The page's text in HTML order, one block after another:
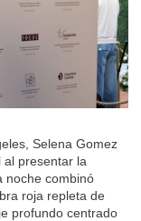
Selena Gomez
al presentar la
noche combinó
roja repleta de
profundo centrado